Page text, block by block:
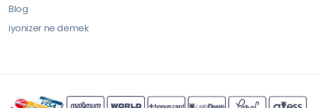
Blog
iyonizer ne demek